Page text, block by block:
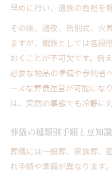
早めに行い、遺族の負担を
その後、通夜、告別式、火
ますが、親族としては各段
おくことが不可欠です。例
必要な物品の準備や参列者
ーズな葬儀運営が可能にな
は、突然の事態でも冷静に
葬儀の種類別手順と豆知
葬儀には一般葬、家族葬、
れ手順や準備が異なります